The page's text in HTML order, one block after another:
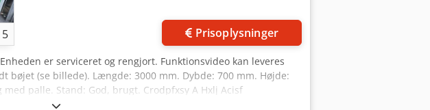
5 Prisoplysninger
er serviceret og rengjort. Funktionsvideo kan leveres
bøjet (se billede). Længde: 3000 mm. Dybde: 700 mm. Højde:
palle. Stand: God, brugt. Crodpfxsy A Hxlj Acisf